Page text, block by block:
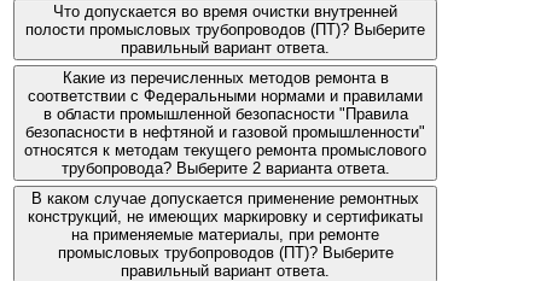
Что допускается во время очистки внутренней
полости промысловых трубопроводов (ПТ)? Выберите
правильный вариант ответа.
Какие из перечисленных методов ремонта в
соответствии с Федеральными нормами и правилами
в области промышленной безопасности "Правила
безопасности в нефтяной и газовой промышленности"
относятся к методам текущего ремонта промыслового
трубопровода? Выберите 2 варианта ответа.
В каком случае допускается применение ремонтных
конструкций, не имеющих маркировку и сертификаты
на применяемые материалы, при ремонте
промысловых трубопроводов (ПТ)? Выберите
правильный вариант ответа.